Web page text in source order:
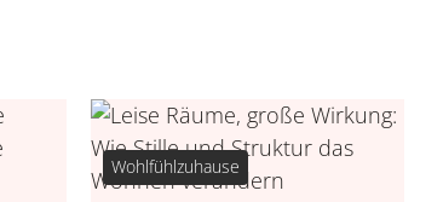
Wohlfühlzuhause